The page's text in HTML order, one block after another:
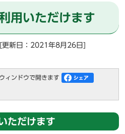
用いただけます
[更新日：2021年8月26日]
ィンドウで開きます
ただけます